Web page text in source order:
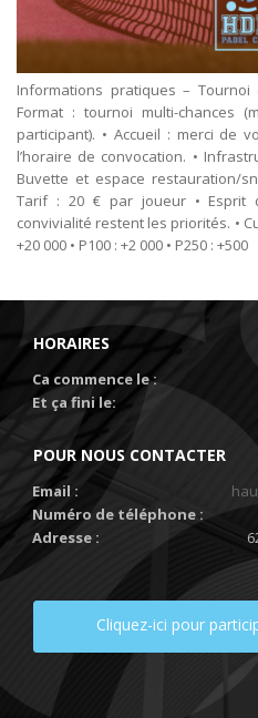
Informations pratiques –
Format : tournoi multi-chances
participant). • Accueil : merci de
l’horaire de convocation. •
Buvette et espace restauration/
Tarif : 20 € par joueur • Esprit
convivialité restent les priorités. •
+20 000 • P100 : +2 000 • P250 : +500
HORAIRES
Ca commence le :
Et ça fini le:
POUR NOUS CONTACTER
Email :
Numéro de téléphone :
Adresse :
Cliquez-ici pour